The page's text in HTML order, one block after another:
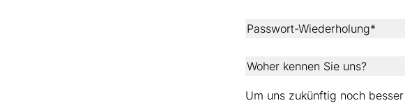
Passwort-Wiederholung*
Woher kennen Sie uns?
Um uns zukünftig noch